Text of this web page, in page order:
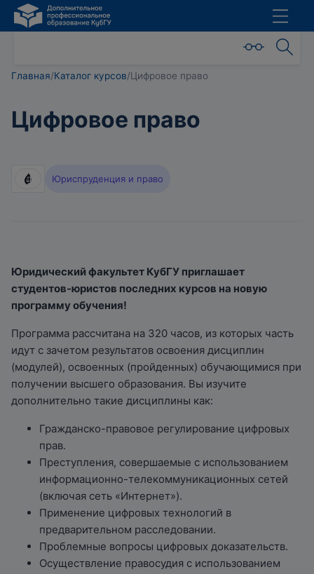
Главная/Каталог курсов/Цифровое право
Цифровое право
Юриспруденция и право
Юридический факультет КубГУ приглашает
студентов-юристов последних курсов на новую
программу обучения!
Программа рассчитана на 320 часов, из которых часть
идут с зачетом результатов освоения дисциплин
(модулей), освоенных (пройденных) обучающимися при
получении высшего образования. Вы изучите
дополнительно такие дисциплины как:
Гражданско-правовое регулирование цифровых
прав.
Преступления, совершаемые с использованием
информационно-телекоммуникационных сетей
(включая сеть «Интернет»).
Применение цифровых технологий в
предварительном расследовании.
Проблемные вопросы цифровых доказательств.
Осуществление правосудия с использованием